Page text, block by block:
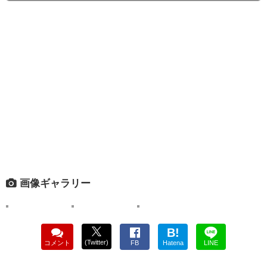
画像ギャラリー
コメント (Twitter) FB
B!
Hatena LINE